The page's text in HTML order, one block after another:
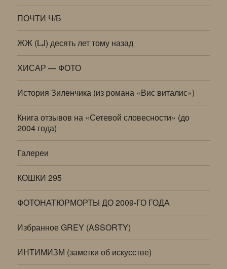
ПОЧТИ Ч/Б
ЖЖ (LJ) десять лет тому назад
ХИСАР — ФОТО
История Зиленчика (из романа «Вис виталис»)
Книга отзывов на «Сетевой словесности» (до
2004 года)
Галереи
КОШКИ 295
ФОТОНАТЮРМОРТЫ ДО 2009-ГО ГОДА
Избранное GREY (ASSORTY)
ИНТИМИЗМ (заметки об искусстве)